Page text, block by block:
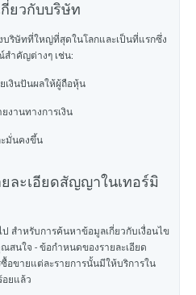
ยวกับบริษัท
ริษัทที่ใหญ่ที่สุดในโลกและเป็นที่แรกซึ่ง
สำคัญต่างๆ เช่น:
เงินปันผลให้ผู้ถือหุ้น
งานทางการเงิน
มั่นคงขึ้น
ละเอียดสัญญาในเทอร์มิ
ป สำหรับการค้นหาข้อมูลเกี่ยวกับเงื่อนไข
สนใจ - ข้อกำหนดของรายละเอียด
อขายแต่ละรายการนั้นมีให้บริการใน
อยแล้ว